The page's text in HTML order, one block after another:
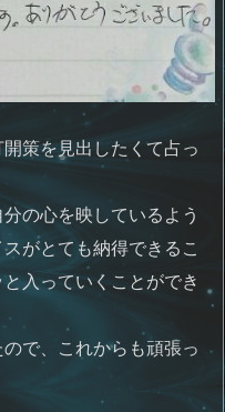
策を見出したくて占っ
の心を映しているよう
がとても納得できるこ
入っていくことができ
で、これからも頑張っ